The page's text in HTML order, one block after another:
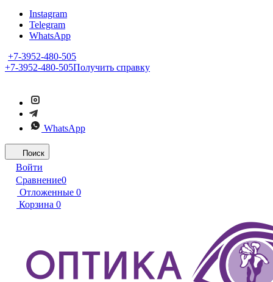
Instagram
Telegram
WhatsApp
+7-3952-480-505
+7-3952-480-505Получить справку
WhatsApp
Поиск
Войти
Сравнение0
Отложенные 0
Корзина 0